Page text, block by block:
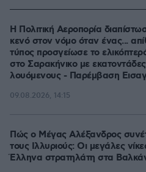
Η Πολιτική Αεροπορία
κενό στον νόμο όταν ένας...
τύπος προσγείωσε το
στο Σαρακήνικο με εκατοντάδες
λουόμενους - Παρέμβαση
09.08.2026, 14:15
Πώς ο Μέγας Αλέξανδρος
τους Ιλλυριούς: Οι μεγάλες
Έλληνα στρατηλάτη στα